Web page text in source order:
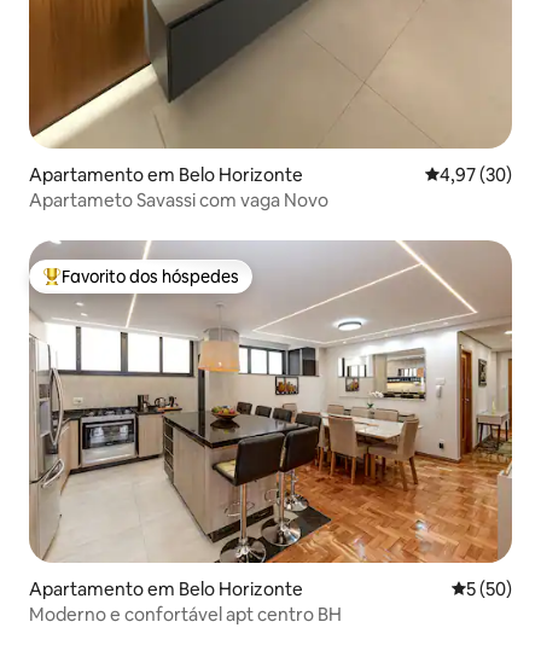
Apartamento em Belo Horizonte Classificação
4,97 (30)
Apartameto Savassi com vaga Novo
Favoritos dos hóspedes mais apreciados
Favorito dos hóspedes
Apartamento em Belo Horizonte
5 (50)
Moderno e confortável apt centro BH